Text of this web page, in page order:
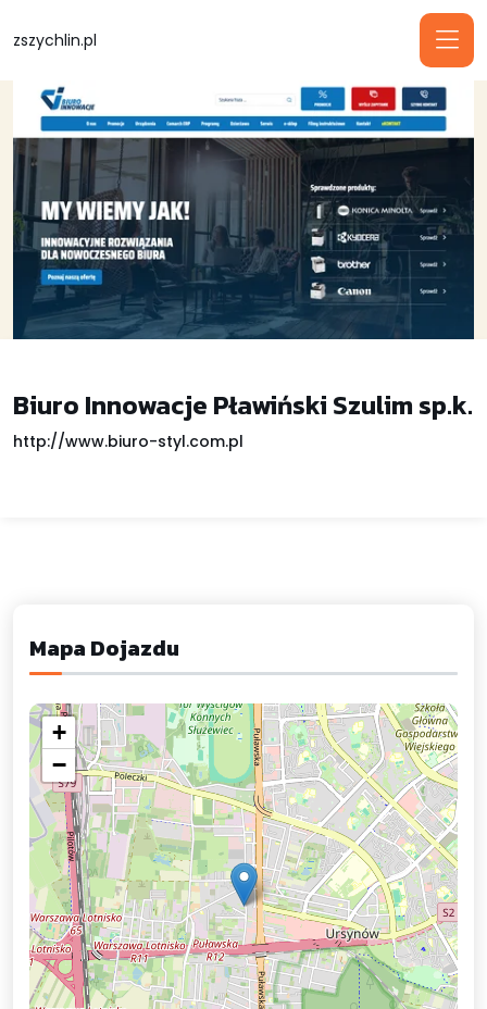
zszychlin.pl
Biuro Innowacje Pławiński Szulim sp.k.
http://www.biuro-styl.com.pl
Mapa Dojazdu
+
−